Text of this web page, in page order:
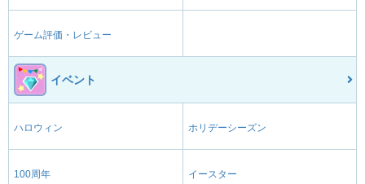
ゲーム評価・レビュー
イベント
ハロウィン ホリデーシーズン
100周年 イースター